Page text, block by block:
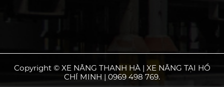
Copyright © XE NÂNG THANH HÀ | XE NÂNG TẠI HỒ
CHÍ MINH | 0969 498 769.